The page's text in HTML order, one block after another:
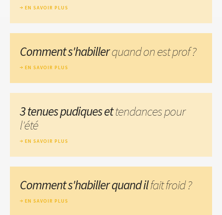
EN SAVOIR PLUS
Comment s'habillerquand on est prof ?
EN SAVOIR PLUS
3 tenues pudiques ettendances pour
l'été
EN SAVOIR PLUS
Comment s'habiller quand ilfait froid ?
EN SAVOIR PLUS